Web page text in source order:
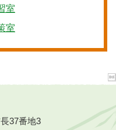
室
室
37番地3